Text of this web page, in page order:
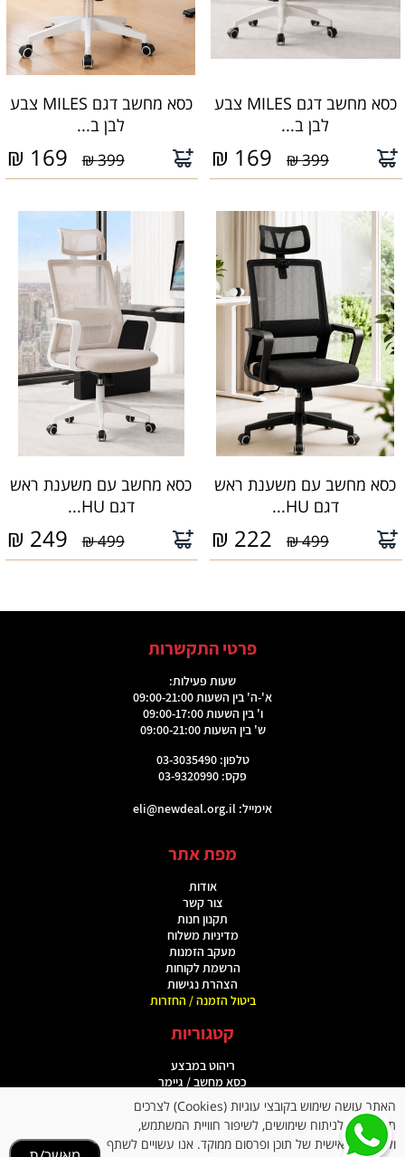
כסא מחשב דגם MILES צבע
לבן ב...
399 ₪
169
₪
כסא מחשב דגם MILES צבע
לבן ב...
399 ₪
169
₪
כסא מחשב עם משענת ראש
דגם HU...
499 ₪
222
₪
כסא מחשב עם משענת ראש
דגם HU...
499 ₪
249
₪
פרטי התקשרות
שעות פעילות:
א'-ה' בין השעות 09:00-21:00
ו' בין השעות 09:00-17:00
ש' בין השעות 09:00-21:00
טלפון: 03-3035490
פקס: 03-9320990
אימייל: eli@newdeal.org.il
מפת אתר
אודות
צור קשר
תקנון חנות
מדיניות משלוח
מעקב הזמנות
הרשמת לקוחות
הצהרת נגישות
ביטול הזמנה / החזרות
קטגוריות
ריהוט במבצע
כסא מחשב / גיימר
מוצרי ספורט
כסאות מנהלים
תיקים ומוצרי פנאי
מגבירי שמיעה
האתר עושה שימוש בקובצי עוגיות (Cookies) לצרכים
תפעוליים, לניתוח שימושים, לשיפור חוויית המשתמש,
ולהתאמה אישית של תוכן ופרסום ממוקד. אנו עשויים לשתף